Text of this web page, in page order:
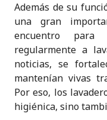
Además de su
una gran
encuentro para
regularmente a
noticias, se
mantenían vivas
Por eso, los
higiénica, sino